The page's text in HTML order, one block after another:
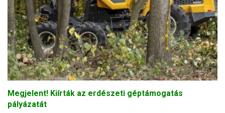
Megjelent! Kiírták az erdészeti géptámogatás
pályázatát